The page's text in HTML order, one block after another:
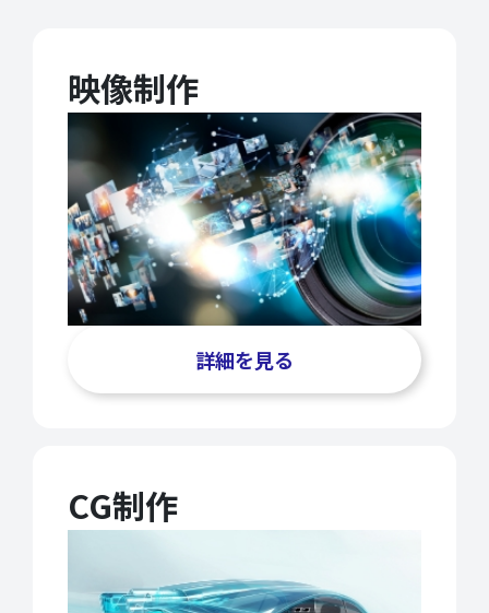
映像制作
詳細を見る
CG制作